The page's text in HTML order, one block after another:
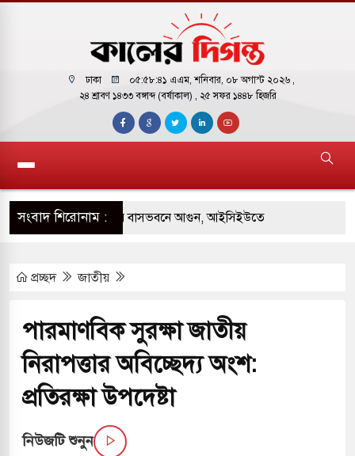
ঢাকা ০৫:৫৮:৪২ এএম, শনিবার, ০৮ অগাস্ট ২০২৬ ,
২৪ শ্রাবণ ১৪৩৩ বঙ্গাব্দ (বর্ষাকাল) , ২৫ সফর ১৪৪৮ হিজরি
সংবাদ শিরোনাম :
পাকিস্তানি হাইকমিশনারের বাসভবনে আগুন, আইসিইউতে
হয়ে আসছে ‘স্পেশাল রেসপন্স ব্যাটালিয়ন
মুখোমুখি সংঘর্ষে ৯ জন নিহত
৬ শ্রমিক নিহত, আহত ১৫
প্রচ্ছদ জাতীয়
পারমাণবিক সুরক্ষা জাতীয়
নিরাপত্তার অবিচ্ছেদ্য অংশ:
প্রতিরক্ষা উপদেষ্টা
নিউজটি শুনুন